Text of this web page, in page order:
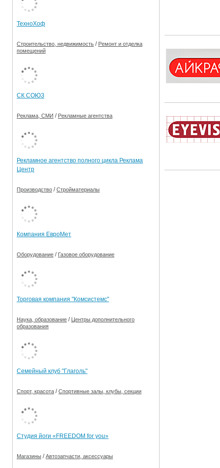
ТехноХоф
Строительство, недвижимость / Ремонт и отделка
помещений
СК СОЮЗ
Реклама, СМИ / Рекламные агентства
Рекламное агентство полного цикла Реклама
Центр
Производство /Стройматериалы
Компания ЕвроМет
Оборудование / Газовое оборудование
Торговая компания "Комсистемс"
Наука, образование / Центры дополнительного
образования
Семейный клуб "Глаголь"
Спорт, красота /Спортивные залы, клубы, секции
Студия йоги «FREEDOM for you»
Магазины /Автозапчасти, аксессуары